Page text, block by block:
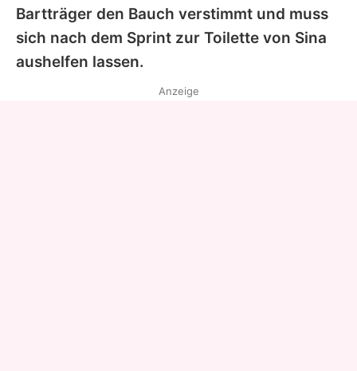
Bartträger den Bauch verstimmt und muss
sich nach dem Sprint zur Toilette von Sina
aushelfen lassen.
Anzeige